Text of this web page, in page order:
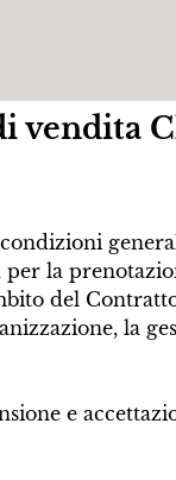
vendita
la
del
la
e